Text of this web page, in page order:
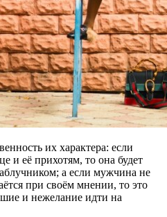
их характера: если
и её прихотям, то она будет
а если мужчина не
при своём мнении, то это
и нежелание идти на